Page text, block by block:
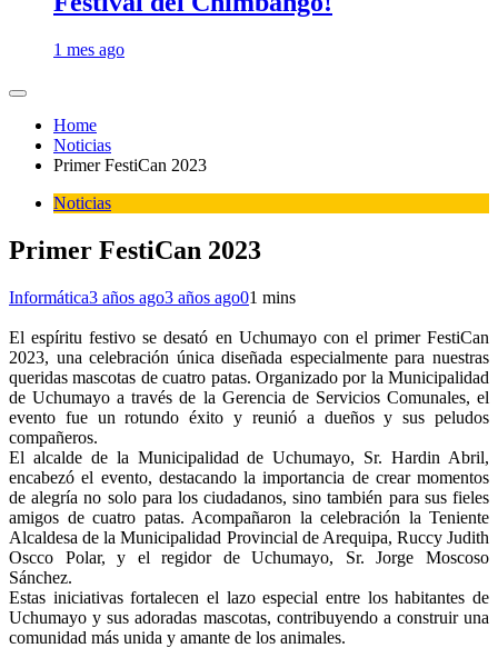
1 mes ago
Home
Noticias
Primer FestiCan 2023
Noticias
Primer FestiCan 2023
Informática3 años ago3 años ago01 mins
El espíritu festivo se desató en Uchumayo con el primer FestiCan
2023, una celebración única diseñada especialmente para nuestras
queridas mascotas de cuatro patas. Organizado por la Municipalidad
de Uchumayo a través de la Gerencia de Servicios Comunales, el
evento fue un rotundo éxito y reunió a dueños y sus peludos
compañeros.
El alcalde de la Municipalidad de Uchumayo, Sr. Hardin Abril,
encabezó el evento, destacando la importancia de crear momentos
de alegría no solo para los ciudadanos, sino también para sus fieles
amigos de cuatro patas. Acompañaron la celebración la Teniente
Alcaldesa de la Municipalidad Provincial de Arequipa, Ruccy Judith
Oscco Polar, y el regidor de Uchumayo, Sr. Jorge Moscoso
Sánchez.
Estas iniciativas fortalecen el lazo especial entre los habitantes de
Uchumayo y sus adoradas mascotas, contribuyendo a construir una
comunidad más unida y amante de los animales.